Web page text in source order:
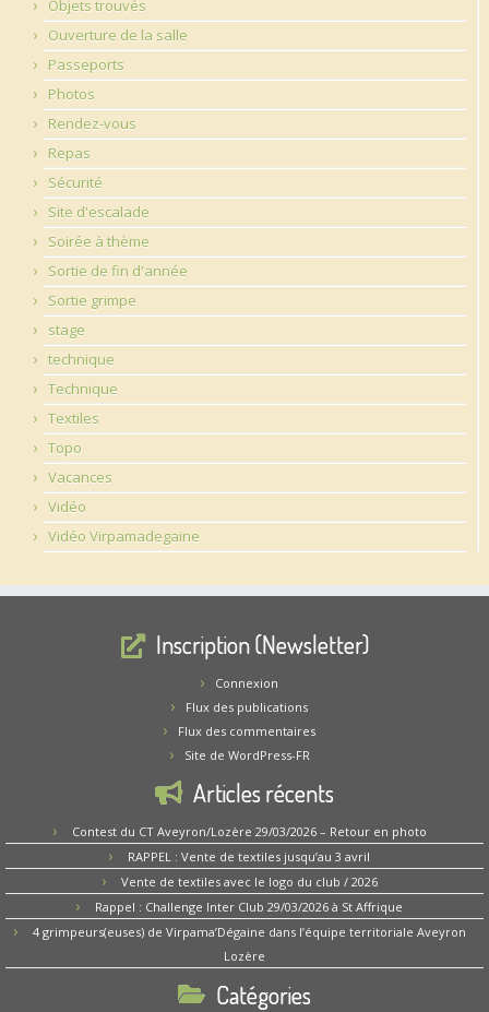
Objets trouvés
Ouverture de la salle
Passeports
Photos
Rendez-vous
Repas
Sécurité
Site d'escalade
Soirée à thème
Sortie de fin d'année
Sortie grimpe
stage
technique
Technique
Textiles
Topo
Vacances
Vidéo
Vidéo Virpamadegaine
Inscription (Newsletter)
Connexion
Flux des publications
Flux des commentaires
Site de WordPress-FR
Articles récents
Contest du CT Aveyron/Lozère 29/03/2026 – Retour en photo
RAPPEL : Vente de textiles jusqu’au 3 avril
Vente de textiles avec le logo du club / 2026
Rappel : Challenge Inter Club 29/03/2026 à St Affrique
4 grimpeurs(euses) de Virpama’Dégaine dans l’équipe territoriale Aveyron
Lozère
Catégories